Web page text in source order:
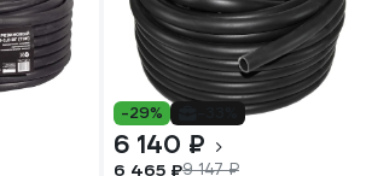
-29%
6 140 ₽
6 465 ₽9 147 ₽